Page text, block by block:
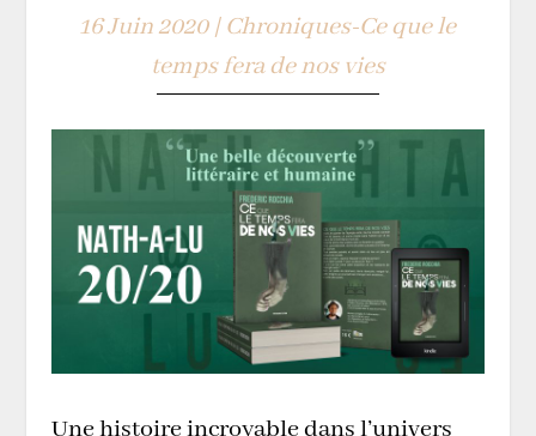
16 Juin 2020| Chroniques-Ce que le
temps fera de nos vies
Une histoire incroyable dans l’univers